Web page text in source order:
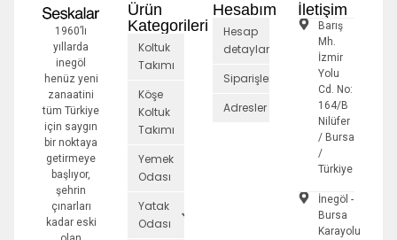
1960’lı
yıllarda
inegöl
henüz yeni
zanaatini
tüm Türkiye
için saygın
bir noktaya
getirmeye
başlıyor,
şehrin
çınarları
kadar eski
Ürün
Kategorileri
Koltuk
Takımı
Köşe
Koltuk
Takımı
Yemek
Odası
Yatak
Odası
Hesabım
Hesap
detayları
Siparişler
Adresler
İletişim
Barış
Mh.
İzmir
Yolu
Cd. No:
164/B
Nilüfer
/ Bursa
/
Türkiye
İnegöl -
Bursa
Karayolu